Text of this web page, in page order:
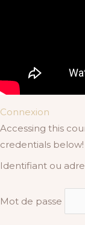
Connexion
Accessing this
credentials below!
Identifiant ou
Mot de passe